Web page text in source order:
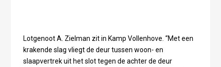
Lotgenoot A. Zielman zit in Kamp Vollenhove. “Met een
krakende slag vliegt de deur tussen woon- en
slaapvertrek uit het slot tegen de achter de deur